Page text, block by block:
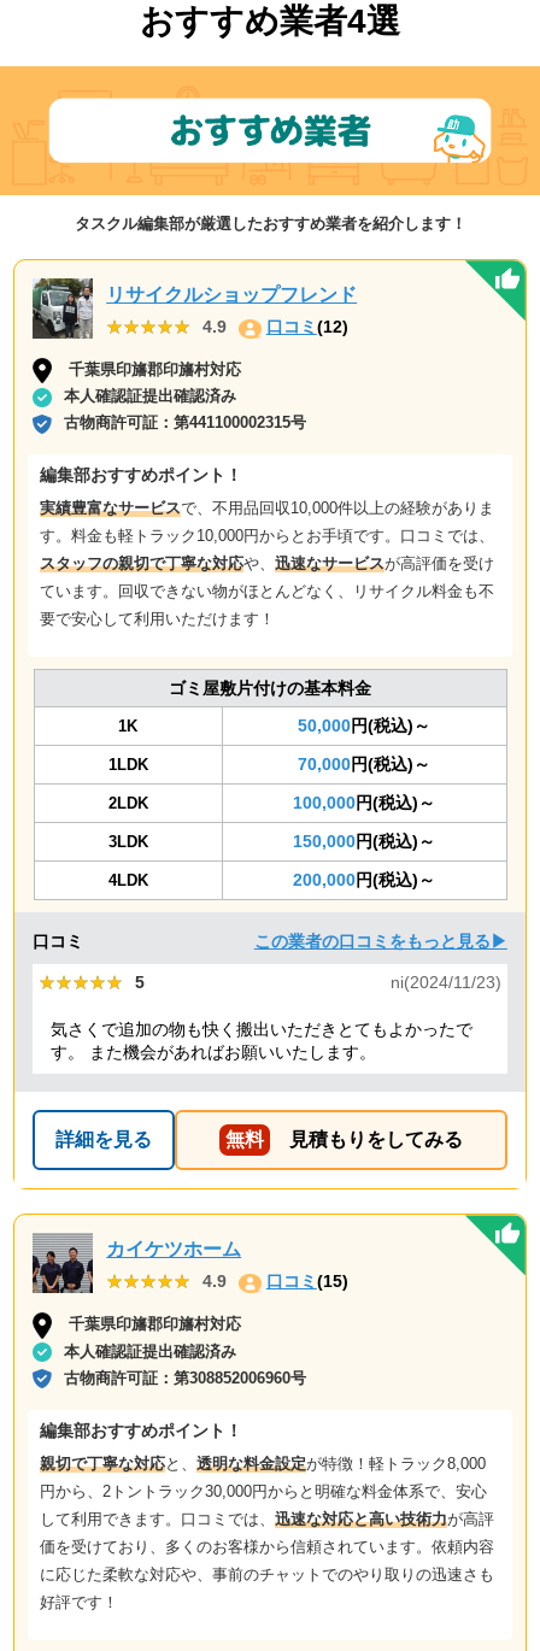
おすすめ業者4選
タスクル編集部が厳選したおすすめ業者を紹介します！
リサイクルショップフレンド
★★★★★
★★★★★ 4.9 口コミ(12)
千葉県印旛郡印旛村対応
本人確認証提出確認済み
古物商許可証：第441100002315号
編集部おすすめポイント！
実績豊富なサービスで、不用品回収10,000件以上の経験がありま
す。料金も軽トラック10,000円からとお手頃です。口コミでは、
スタッフの親切で丁寧な対応や、 迅速なサービスが高評価を受け
ています。回収できない物がほとんどなく、リサイクル料金も不
要で安心して利用いただけます！
ゴミ屋敷片付けの基本料金
1K 50,000円(税込)～
1LDK 70,000円(税込)～
2LDK 100,000円(税込)～
3LDK 150,000円(税込)～
4LDK 200,000円(税込)～
口コミ この業者の口コミをもっと見る▶
★★★★★
★★★★★ 5 ni(2024/11/23)
気さくで追加の物も快く搬出いただきとてもよかったで
す。 また機会があればお願いいたします。
詳細を見る 無料 見積もりをしてみる
カイケツホーム
★★★★★
★★★★★ 4.9 口コミ(15)
千葉県印旛郡印旛村対応
本人確認証提出確認済み
古物商許可証：第308852006960号
編集部おすすめポイント！
親切で丁寧な対応と、 透明な料金設定が特徴！軽トラック8,000
円から、2トントラック30,000円からと明確な料金体系で、安心
して利用できます。口コミでは、 迅速な対応と高い技術力が高評
価を受けており、多くのお客様から信頼されています。依頼内容
に応じた柔軟な対応や、事前のチャットでのやり取りの迅速さも
好評です！